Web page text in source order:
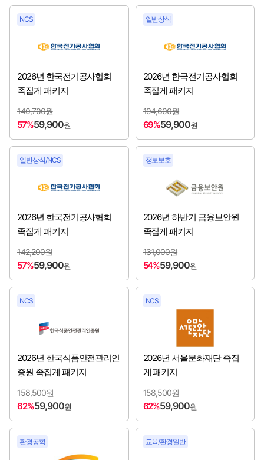
인천항만공사
축산물품질평가원 [2026년 3분기 채용시작]
한국가스안전공사 [2026년 3분기 채용시작]
한국남동발전㈜ [2026년 3분기 채용시작]
한국도로공사
한국동서발전㈜ [2026년 3분기 채용시작]
한국법무보호복지공단 [2026년 3분기 채용시작]
한국산림복지진흥원 [2026년 3분기 채용시작]
한국산업기술시험원
한국산업단지공단 [2026년 3분기 채용시작]
한국산업인력공단 [2026년 3분기 채용시작]
한국세라믹기술원 [2026년 3분기 채용시작]
한국소방산업기술원 [2026년 3분기 채용시작]
NCS
2026년 한국전기공사협회
족집게 패키지
140,700원
57%59,900원
일반상식
2026년 한국전기공사협회
족집게 패키지
194,600원
69%59,900원
일반상식/NCS
2026년 한국전기공사협회
족집게 패키지
142,200원
57%59,900원
정보보호
2026년 하반기 금융보안원
족집게 패키지
131,000원
54%59,900원
NCS
2026년 한국식품안전관리인
증원 족집게 패키지
158,500원
62%59,900원
NCS
2026년 서울문화재단 족집
게 패키지
158,500원
62%59,900원
환경공학 교육/환경일반